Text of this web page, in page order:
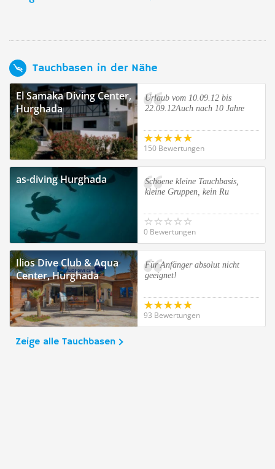
Tauchbasen in der Nähe
El Samaka Diving Center,
Hurghada
Urlaub vom 10.09.12 bis
22.09.12Auch nach 10 Jahre
150 Bewertungen
as-diving Hurghada
Schoene kleine Tauchbasis,
kleine Gruppen, kein Ru
0 Bewertungen
Ilios Dive Club & Aqua
Center, Hurghada
Für Anfänger absolut nicht
geeignet!
93 Bewertungen
Zeige alle Tauchbasen